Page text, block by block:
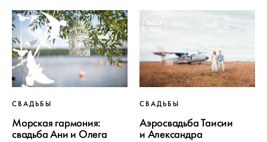
СВАДЬБЫ
Морская гармония:
свадьба Ани и Олега
ВЫБОР
2013
СВАДЬБЫ
Аэросвадьба Таисии
и Александра